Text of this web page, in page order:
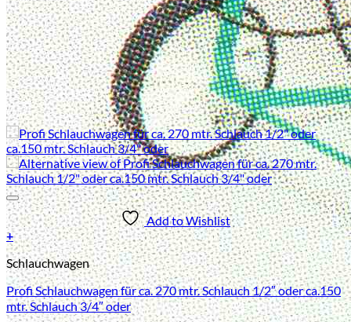
– Gewicht 8 kg
Sperrgut Sperrgut
Ähnliche Produkte
Add to Wishlist
+
Schlauchwagen
Profi Schlauchwagen für ca. 270 mtr. Schlauch 1/2″ oder ca.150
mtr. Schlauch 3/4″ oder